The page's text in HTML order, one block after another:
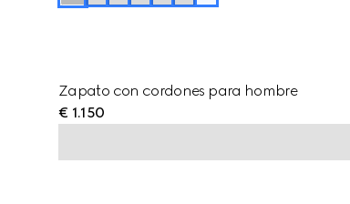
Zapato con cordones para hombre
€ 1.150